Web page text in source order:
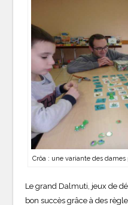
Crôa : une variante des
Le grand Dalmuti, jeux de
bon succès grâce à des